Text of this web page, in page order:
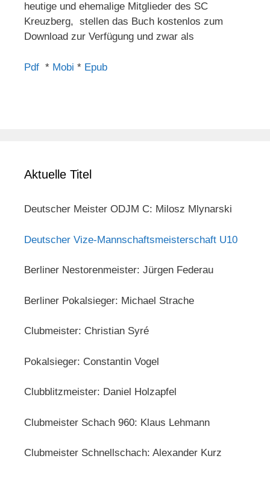
heutige und ehemalige Mitglieder des SC
Kreuzberg, stellen das Buch kostenlos zum
Download zur Verfügung und zwar als
Pdf * Mobi * Epub
Aktuelle Titel
Deutscher Meister ODJM C: Milosz Mlynarski
Deutscher Vize-Mannschaftsmeisterschaft U10
Berliner Nestorenmeister: Jürgen Federau
Berliner Pokalsieger: Michael Strache
Clubmeister: Christian Syré
Pokalsieger: Constantin Vogel
Clubblitzmeister: Daniel Holzapfel
Clubmeister Schach 960: Klaus Lehmann
Clubmeister Schnellschach: Alexander Kurz